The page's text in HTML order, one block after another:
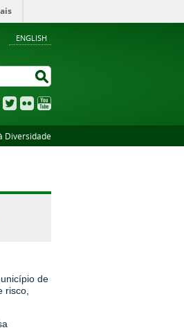
ENGLISH
Facebook
TwitterFlickr
Diversidade
de
risco,